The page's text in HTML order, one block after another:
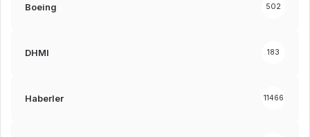
Boeing 502
DHMI 183
Haberler 11466